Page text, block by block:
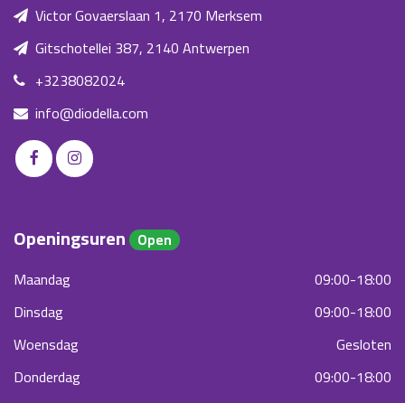
Victor Govaerslaan 1, 2170 Merksem
Gitschotellei 387, 2140 Antwerpen
+3238082024
info@diodella.com
Openingsuren Open
Maandag
09:00-18:00
Dinsdag
09:00-18:00
Woensdag
Gesloten
Donderdag
09:00-18:00